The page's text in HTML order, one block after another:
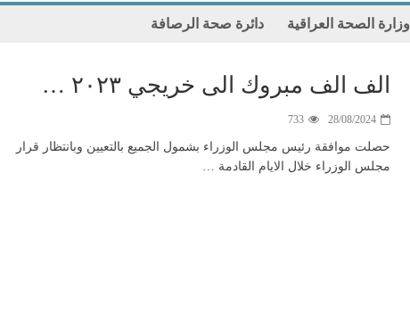
وزارة الصحة العراقية دائرة صحة الرصافة
الف الف مبروك الى خريجي ٢٠٢٣ …
28/08/2024
733
حصلت موافقة رئيس مجلس الوزراء بشمول الجميع بالتعيين وبانتظار قرار
مجلس الوزراء خلال الايام القادمة …